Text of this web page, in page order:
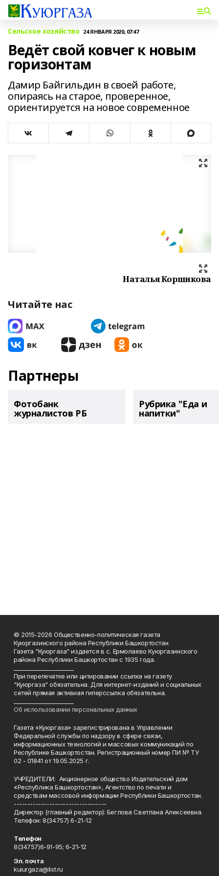
Сельское хозяйство 24 ЯНВАРЯ 2020, 07:47
Ведёт свой ковчег к новым
горизонтам
Дамир Байгильдин в своей работе,
опираясь на старое, проверенное,
ориентируется на новое современное
Наталья Коршикова
Читайте нас
Партнеры
Фотобанк
журналистов РБ
Рубрика "Еда и
напитки"
© 2015-2026 Общественно-политическая газета
Куюргазинского района Республики Башкортостан
Газета "Куюргаза" издается в с. Ермолаево Куюргазинского
района Республики Башкортостан с 1935 года.
При перепечатке или цитировании ссылка на газету
"Куюргаза" обязательна. Для интернет-изданий и социальных
сетей прямая активная гиперссылка обязательна.
Об использовании персональных данных
Газета «Куюргаза» зарегистрирована в Управлении
Федеральной службы по надзору в сфере связи,
информационных технологий и массовых коммуникаций по
Республике Башкортостан. Регистрационный номер ПИ № ТУ
02 - 01841 от 19.05.2025 г.
УЧРЕДИТЕЛИ: Акционерное общество Издательский дом
«Республика Башкортостан», Агентство по печати и
средствам массовой информации Республики Башкортостан.
----------------------------------
Директор (главный редактор): Беглова Светлана Алексеевна.
Телефон: 8(34757) 6-21-12
Телефон
8(34757)6-91-95; 6-21-12
Эл. почта
kuiurgaza@list.ru